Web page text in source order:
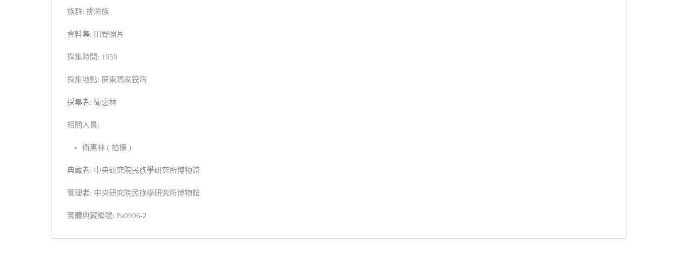
族群: 排灣族
資料集: 田野照片
採集時間: 1959
採集地點: 屏東瑪家筏灣
採集者: 衛惠林
相關人員:
衛惠林 ( 拍攝 )
典藏者: 中央研究院民族學研究所博物館
管理者: 中央研究院民族學研究所博物館
實體典藏編號: Pa0906-2